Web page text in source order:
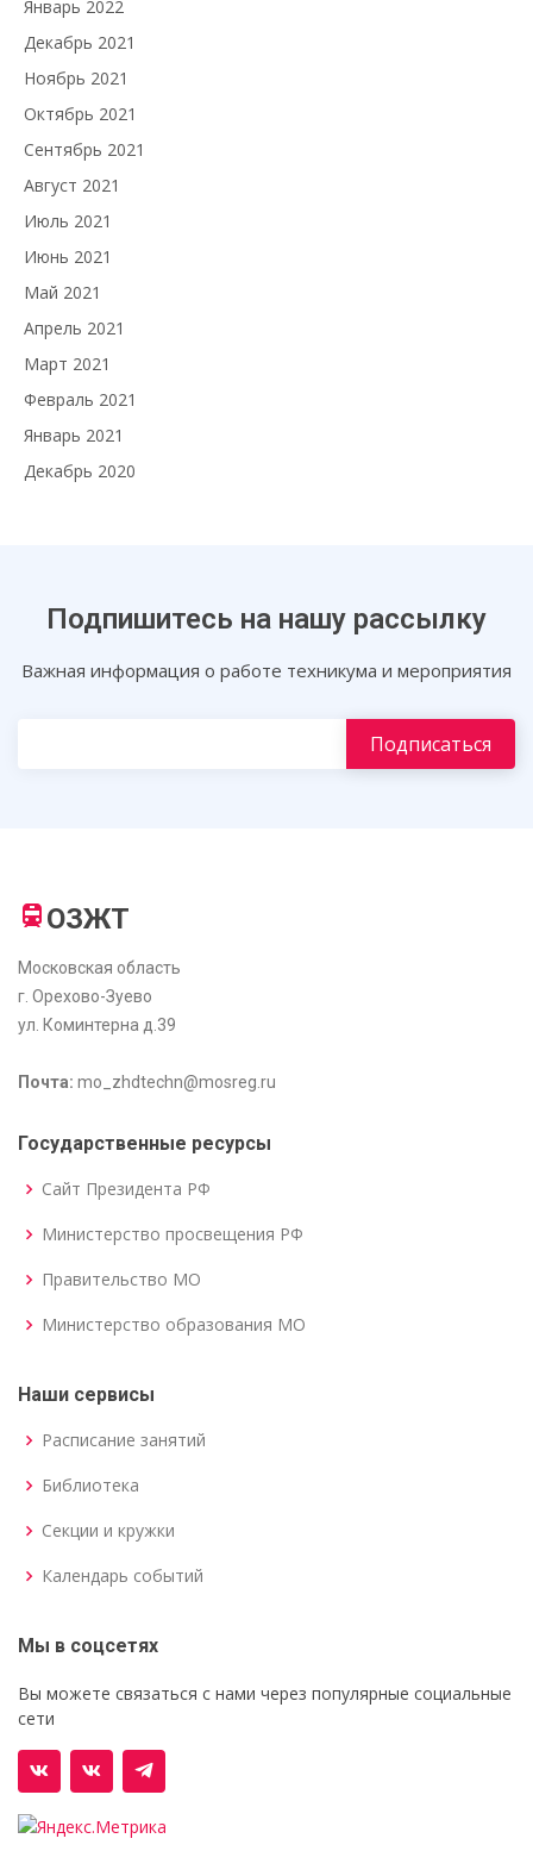
Январь 2022
Декабрь 2021
Ноябрь 2021
Октябрь 2021
Сентябрь 2021
Август 2021
Июль 2021
Июнь 2021
Май 2021
Апрель 2021
Март 2021
Февраль 2021
Январь 2021
Декабрь 2020
Подпишитесь на нашу рассылку
Важная информация о работе техникума и мероприятия
ОЗЖТ
Московская область
г. Орехово-Зуево
ул. Коминтерна д.39
Почта: mo_zhdtechn@mosreg.ru
Государственные ресурсы
Сайт Президента РФ
Министерство просвещения РФ
Правительство МО
Министерство образования МО
Наши сервисы
Расписание занятий
Библиотека
Секции и кружки
Календарь событий
Мы в соцсетях
Вы можете связаться с нами через популярные социальные
сети